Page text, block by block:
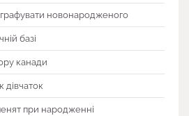
новонародженого
базі
канади
дівчаток
при народженні